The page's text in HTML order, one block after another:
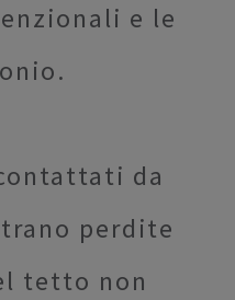
e le
da
perdite
tetto non